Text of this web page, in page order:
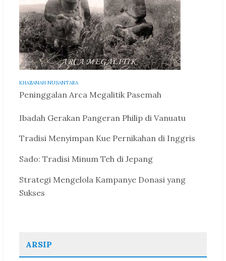
KHAZANAH NUSANTARA
Peninggalan Arca Megalitik Pasemah
Ibadah Gerakan Pangeran Philip di Vanuatu
Tradisi Menyimpan Kue Pernikahan di Inggris
Sado: Tradisi Minum Teh di Jepang
Strategi Mengelola Kampanye Donasi yang
Sukses
ARSIP